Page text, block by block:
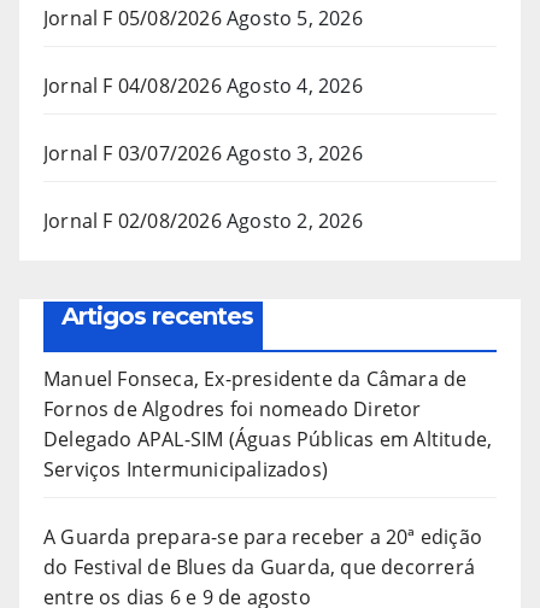
Jornal F 05/08/2026Agosto 5, 2026
Jornal F 04/08/2026Agosto 4, 2026
Jornal F 03/07/2026Agosto 3, 2026
Jornal F 02/08/2026Agosto 2, 2026
Artigos recentes
Manuel Fonseca, Ex-presidente da Câmara de
Fornos de Algodres foi nomeado Diretor
Delegado APAL-SIM (Águas Públicas em Altitude,
Serviços Intermunicipalizados)
A Guarda prepara-se para receber a 20ª edição
do Festival de Blues da Guarda, que decorrerá
entre os dias 6 e 9 de agosto